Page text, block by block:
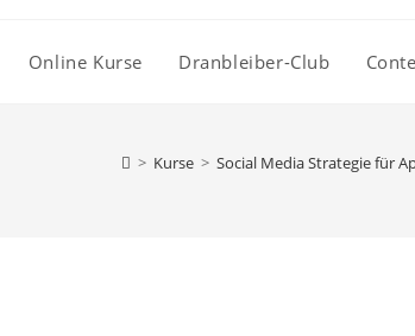
Online Kurse Dranbleiber-Club
> Kurse > Social Media Strategie für